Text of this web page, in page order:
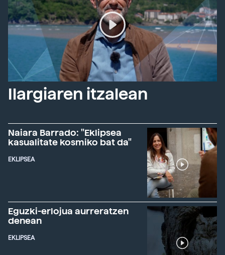
Ilargiaren itzalean
Naiara Barrado: "Eklipsea
kasualitate kosmiko bat da"
EKLIPSEA
Eguzki-erlojua aurreratzen
denean
EKLIPSEA